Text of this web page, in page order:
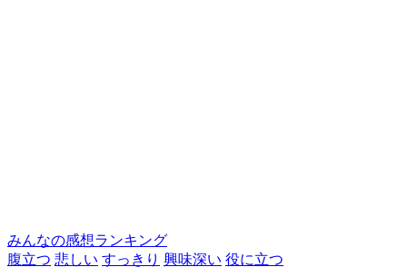
みんなの感想ランキング
腹立つ 悲しい すっきり 興味深い 役に立つ